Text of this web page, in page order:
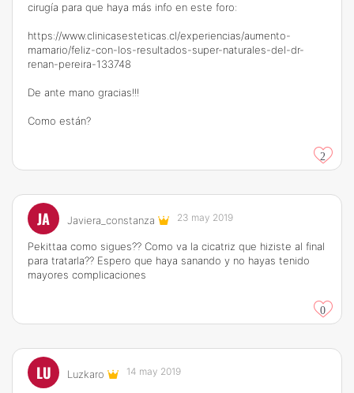
cirugía para que haya más info en este foro:
https://www.clinicasesteticas.cl/experiencias/aumento-
mamario/feliz-con-los-resultados-super-naturales-del-dr-
renan-pereira-133748
De ante mano gracias!!!
Como están?
2
JA Javiera_constanza 23 may 2019
Pekittaa como sigues?? Como va la cicatriz que hiziste al final
para tratarla?? Espero que haya sanando y no hayas tenido
mayores complicaciones
0
LU Luzkaro 14 may 2019